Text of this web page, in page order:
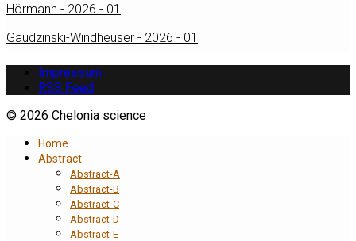
Hörmann - 2026 - 01
Gaudzinski-Windheuser - 2026 - 01
Impressum
RSS Feed
© 2026 Chelonia science
Home
Abstract
Abstract-A
Abstract-B
Abstract-C
Abstract-D
Abstract-E